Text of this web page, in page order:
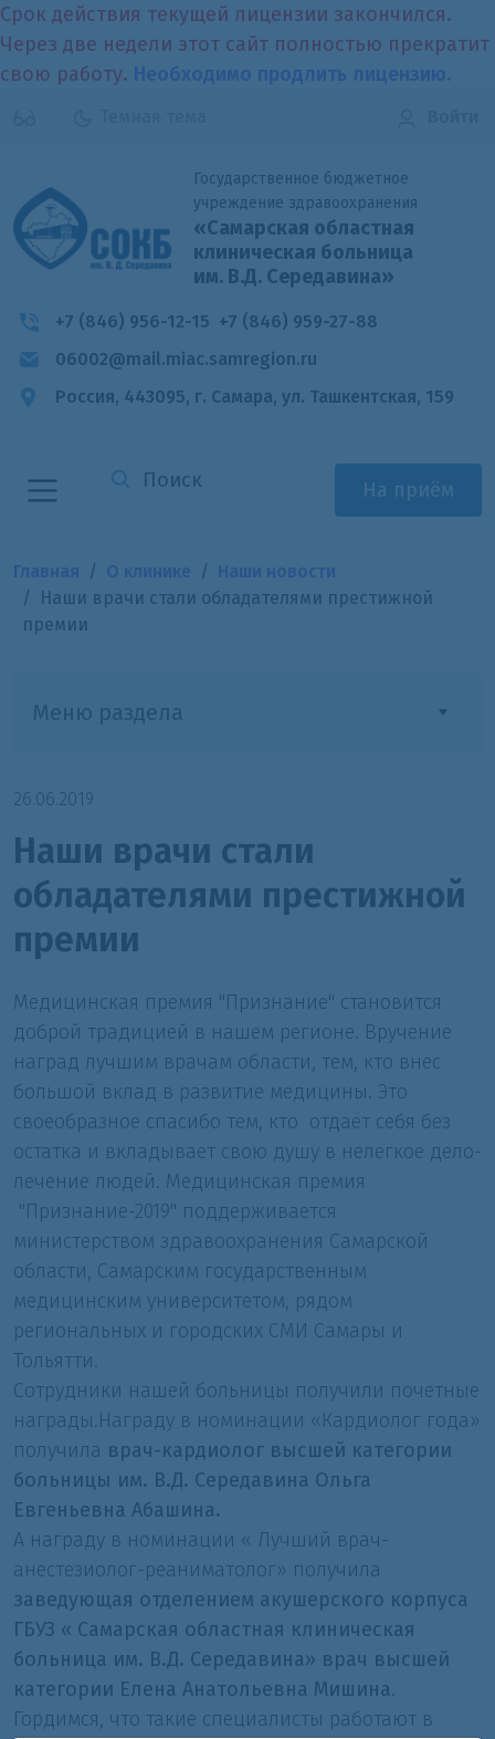
Срок действия текущей лицензии закончился.
Через две недели этот сайт полностью прекратит
свою работу.
Государственное бюджетное
учреждение здравоохранения
«Самарская областная
клиническая больница
им. В.Д. Середавина»
+7 (846) 956-12-15 +7 (846) 959-27-88
06002@mail.miac.samregion.ru
Россия, 443095, г. Самара, ул. Ташкентская, 159
На приём
Наши врачи стали обладателями престижной
премии
Меню раздела
26.06.2019
Наши врачи стали
обладателями престижной
премии
Медицинская премия "Признание" становится
доброй традицией в нашем регионе. Вручение
наград лучшим врачам области, тем, кто внес
большой вклад в развитие медицины. Это
своеобразное спасибо тем, кто отдаёт себя без
остатка и вкладывает свою душу в нелегкое дело-
лечение людей. Медицинская премия
"Признание-2019" поддерживается
министерством здравоохранения Самарской
области, Самарским государственным
медицинским университетом, рядом
региональных и городских СМИ Самары и
Тольятти.
Сотрудники нашей больницы получили почетные
награды.Награду в номинации «Кардиолог года»
получила врач-кардиолог высшей категории
больницы им. В.Д. Середавина Ольга
Евгеньевна Абашина.
А награду в номинации « Лучший врач-
анестезиолог-реаниматолог» получила
заведующая отделением акушерского корпуса
ГБУЗ « Самарская областная клиническая
больница им. В.Д. Середавина» врач высшей
категории Елена Анатольевна Мишина.
Гордимся, что такие специалисты работают в